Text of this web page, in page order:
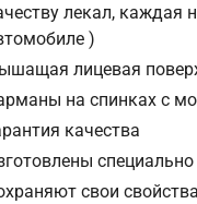
лекал, каждая
)
лицевая
на спинках с
качества
свои